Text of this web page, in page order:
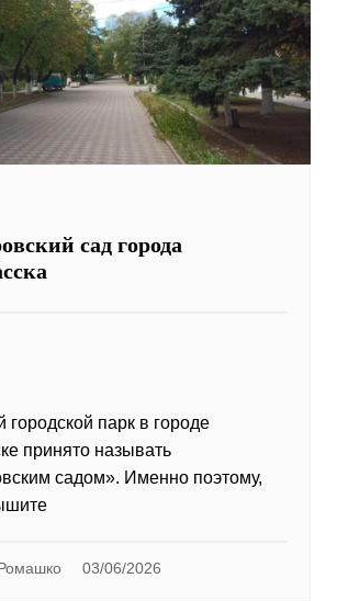
сад города
городской парк в городе
принято называть
садом». Именно поэтому,
03/06/2026